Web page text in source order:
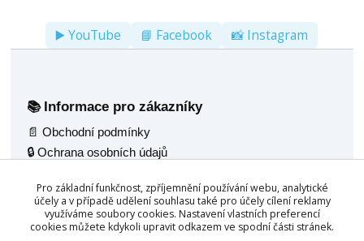
▶️ YouTube 📘 Facebook 📸 Instagram
📚 Informace pro zákazníky
📄 Obchodní podmínky
🔒 Ochrana osobních údajů
🖼️ Fotogalerie
🌟 Reference
💬 Poradenský servis
Pro základní funkčnost, zpříjemnění používání webu, analytické
účely a v případě udělení souhlasu také pro účely cílení reklamy
využíváme soubory cookies. Nastavení vlastních preferencí
cookies můžete kdykoli upravit odkazem ve spodní části stránek.